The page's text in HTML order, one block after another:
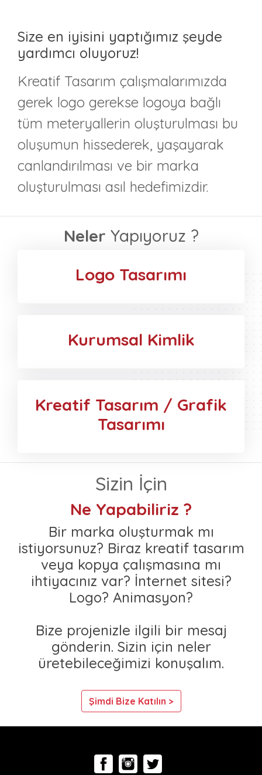
Size en iyisini yaptığımız şeyde
yardımcı oluyoruz!
Kreatif Tasarım çalışmalarımızda
gerek logo gerekse logoya bağlı
tüm meteryallerin oluşturulması bu
oluşumun hissederek, yaşayarak
canlandırılması ve bir marka
oluşturulması asıl hedefimizdir.
Neler Yapıyoruz ?
Logo Tasarımı
Kurumsal Kimlik
Kreatif Tasarım / Grafik
Tasarımı
Sizin İçin
Ne Yapabiliriz ?
Bir marka oluşturmak mı
istiyorsunuz? Biraz kreatif tasarım
veya kopya çalışmasına mı
ihtiyacınız var? İnternet sitesi?
Logo? Animasyon?
Bize projenizle ilgili bir mesaj
gönderin. Sizin için neler
üretebileceğimizi konuşalım.
Şimdi Bize Katılın >